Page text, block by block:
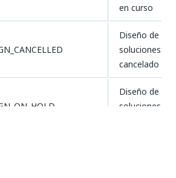
en curso
Diseño de
soluciones:
cancelado
Diseño de
soluciones -